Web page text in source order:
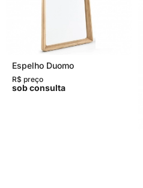
Espelho Duomo
R$ preço
sob consulta